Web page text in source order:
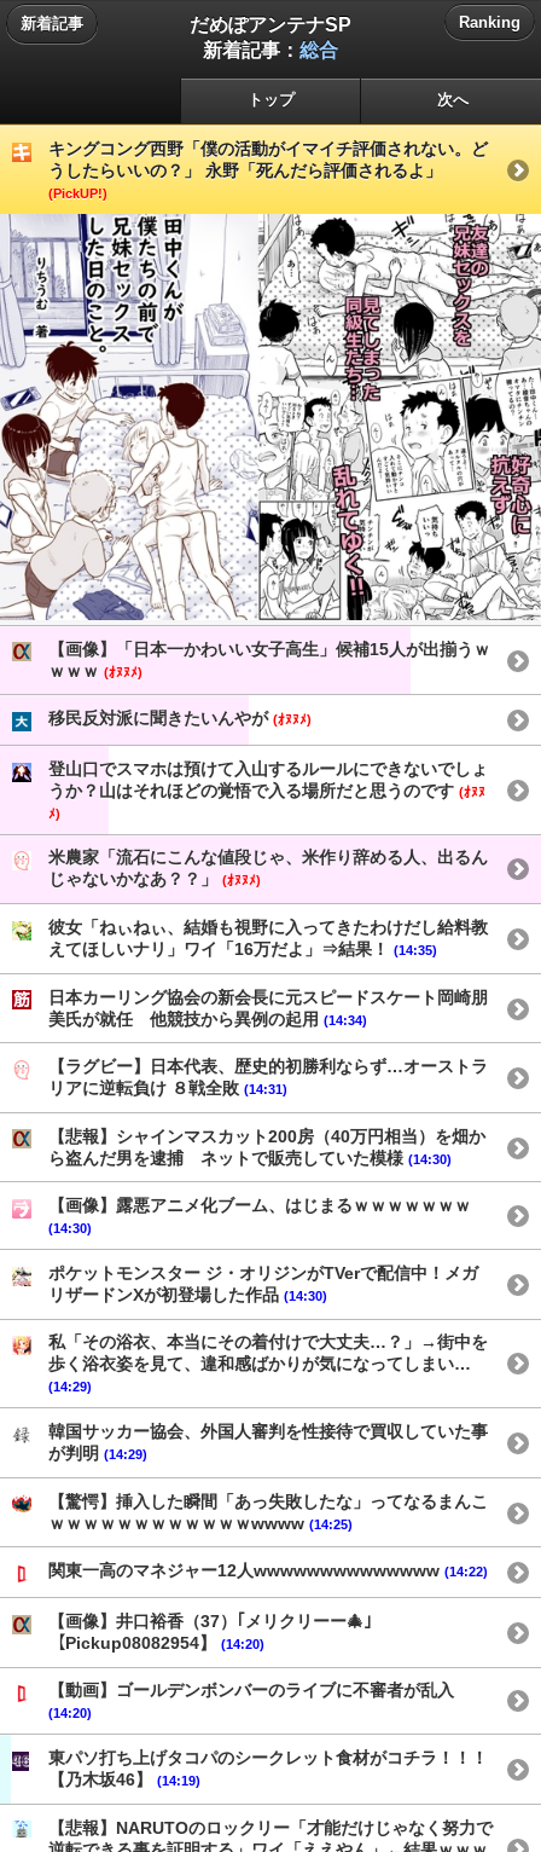
新着記事
だめぽアンテナSP
新着記事： 総合
Ranking
トップ 次へ
キングコング西野「僕の活動がイマイチ評価されない。ど
うしたらいいの？」 永野「死んだら評価されるよ」
(PickUP!)
【画像】「日本一かわいい女子高生」候補15人が出揃うｗ
ｗｗｗ (ｵﾇﾇﾒ)
移民反対派に聞きたいんやが (ｵﾇﾇﾒ)
登山口でスマホは預けて入山するルールにできないでしょ
うか？山はそれほどの覚悟で入る場所だと思うのです (ｵﾇﾇ
ﾒ)
米農家「流石にこんな値段じゃ、米作り辞める人、出るん
じゃないかなあ？？」
(ｵﾇﾇﾒ)
彼女「ねぃねぃ、結婚も視野に入ってきたわけだし給料教
えてほしいナリ」ワイ「16万だよ」⇒結果！
(14:35)
日本カーリング協会の新会長に元スピードスケート岡崎朋
美氏が就任 他競技から異例の起用 (14:34)
【ラグビー】日本代表、歴史的初勝利ならず…オーストラ
リアに逆転負け ８戦全敗 (14:31)
【悲報】シャインマスカット200房（40万円相当）を畑か
ら盗んだ男を逮捕 ネットで販売していた模様 (14:30)
【画像】露悪アニメ化ブーム、はじまるｗｗｗｗｗｗｗ
(14:30)
ポケットモンスター ジ・オリジンがTVerで配信中！メガ
リザードンXが初登場した作品 (14:30)
私「その浴衣、本当にその着付けで大丈夫…？」→街中を
歩く浴衣姿を見て、違和感ばかりが気になってしまい…
(14:29)
韓国サッカー協会、外国人審判を性接待で買収していた事
が判明 (14:29)
【驚愕】挿入した瞬間「あっ失敗したな」ってなるまんこ
ｗｗｗｗｗｗｗｗｗｗｗｗwwww (14:25)
関東一高のマネジャー12人wwwwwwwwwwwwww (14:22)
【画像】井口裕香（37）｢メリクリーー🎄｣
【Pickup08082954】
(14:20)
【動画】ゴールデンボンバーのライブに不審者が乱入
(14:20)
東パソ打ち上げタコパのシークレット食材がコチラ！！！
【乃木坂46】
(14:19)
【悲報】NARUTOのロックリー「才能だけじゃなく努力で